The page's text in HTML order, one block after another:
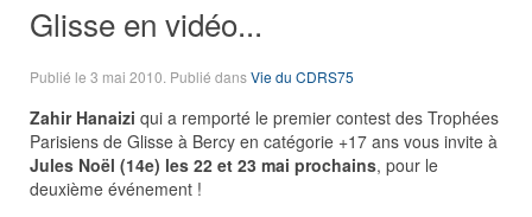
Glisse en vidéo...
Publié le 3 mai 2010 . Publié dansVie du CDRS75
Zahir Hanaizi qui a remporté le premier contest des Trophées
Parisiens de Glisse à Bercy en catégorie +17 ans vous invite à
Jules Noël (14e) les 22 et 23 mai prochains, pour le
deuxième événement !